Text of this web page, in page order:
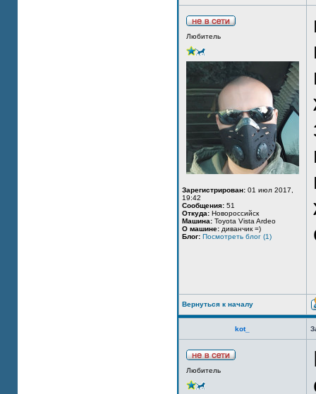
Любитель
Зарегистрирован: 01 июл 2017,
19:42
Сообщения: 51
Откуда: Новороссийск
Машина: Toyota Vista Ardeo
О машине: диванчик =)
Блог: Посмотреть блог (1)
Вернуться к началу
kot_
Любитель